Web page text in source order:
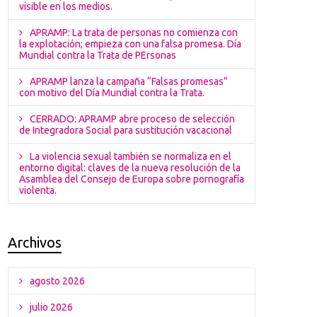
visible en los medios.
APRAMP: La trata de personas no comienza con
la explotación; empieza con una falsa promesa. Día
Mundial contra la Trata de PErsonas
APRAMP lanza la campaña “Falsas promesas”
con motivo del Día Mundial contra la Trata.
CERRADO: APRAMP abre proceso de selección
de Integradora Social para sustitución vacacional
La violencia sexual también se normaliza en el
entorno digital: claves de la nueva resolución de la
Asamblea del Consejo de Europa sobre pornografía
violenta.
Archivos
agosto 2026
julio 2026